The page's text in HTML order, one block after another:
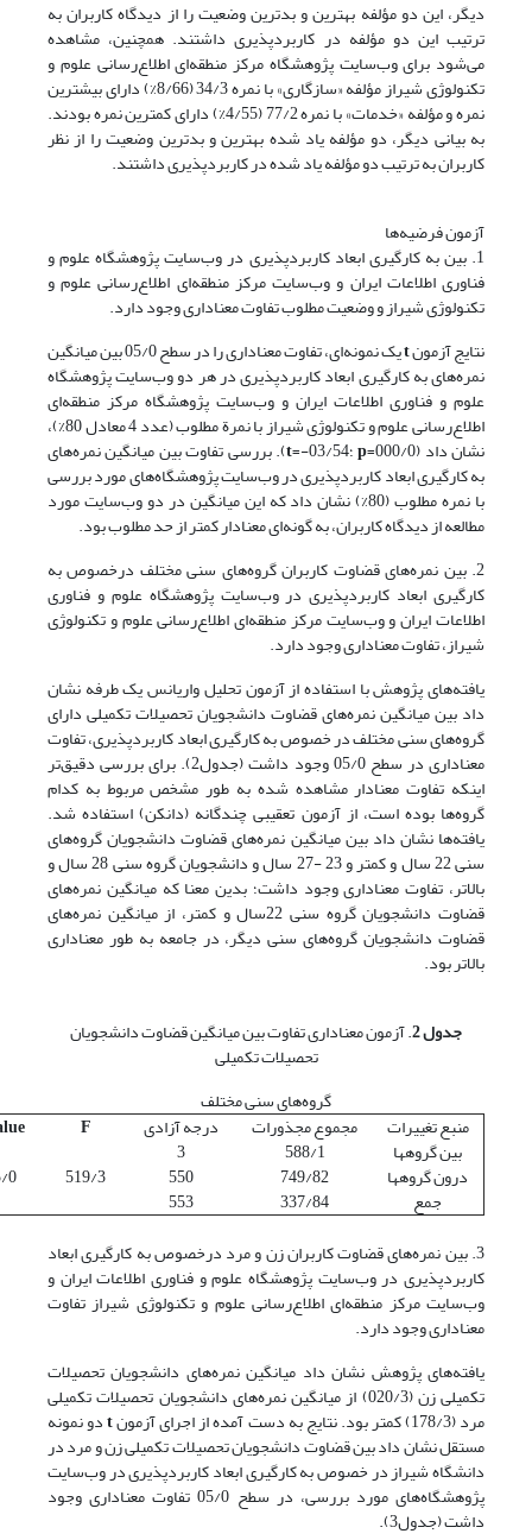
دیگر، این دو مؤلفه بهترین و بدترین وضعیت را از دیدگاه کاربران به
ترتیب این دو مؤلفه در کاربردپذیری داشتند. همچنین، مشاهده
می‌شود برای وب‌سایت پژوهشگاه مرکز منطقه‌ای اطلاع‌رسانی علوم و
تکنولوژی شیراز مؤلفه «سازگاری» با نمره 34/3 (8/66%) دارای بیشترین
نمره و مؤلفه «خدمات» با نمره 77/2 (4/55%) دارای کمترین نمره بودند.
به بیانی دیگر، دو مؤلفه یاد شده بهترین و بدترین وضعیت را از نظر
کاربران به ترتیب دو مؤلفه یاد شده در کاربردپذیری داشتند.
آزمون فرضیه‌ها
1. بین به کارگیری ابعاد کاربردپذیری در وب‌سایت پژوهشگاه علوم و
فناوری اطلاعات ایران و وب‌سایت مرکز منطقه‌ای اطلاع‌رسانی علوم و
تکنولوژی شیراز و وضعیت مطلوب تفاوت معناداری وجود دارد.
نتایج آزمونt یک نمونه‌ای، تفاوت معناداری را در سطح 05/0 بین میانگین
نمره‌های به کارگیری ابعاد کاربردپذیری در هر دو وب‌سایت پژوهشگاه
علوم و فناوری اطلاعات ایران و وب‌سایت پژوهشگاه مرکز منطقه‌ای
اطلاع‌رسانی علوم و تکنولوژی شیراز با نمرة مطلوب (عدد 4 معادل 80%)،
نشان داد (000/0= p؛03/54-= t). بررسی تفاوت بین میانگین نمره‌های
به کارگیری ابعاد کاربردپذیری در وب‌سایت پژوهشگاه‌های مورد بررسی
با نمره مطلوب (80%) نشان داد که این میانگین در دو وب‌سایت مورد
مطالعه از دیدگاه کاربران، به گونه‌ای معنادار کمتر از حد مطلوب بود.
2. بین نمره‌های قضاوت کاربران گروه‌های سنی مختلف درخصوص به
کارگیری ابعاد کاربردپذیری در وب‌سایت پژوهشگاه علوم و فناوری
اطلاعات ایران و وب‌سایت مرکز منطقه‌ای اطلاع‌رسانی علوم و تکنولوژی
شیراز، تفاوت معناداری وجود دارد.
یافته‌های پژوهش با استفاده از آزمون تحلیل واریانس یک طرفه نشان
داد بین میانگین نمره‌های قضاوت دانشجویان تحصیلات تکمیلی دارای
گروه‌های سنی مختلف در خصوص به کارگیری ابعاد کاربردپذیری، تفاوت
معناداری در سطح 05/0 وجود داشت (جدول2). برای بررسی دقیق‌تر
اینکه تفاوت معنادار مشاهده شده به طور مشخص مربوط به کدام
گروه‌ها بوده است، از آزمون تعقیبی چندگانه (دانکن) استفاده شد.
یافته‌ها نشان داد بین میانگین نمره‌های قضاوت دانشجویان گروه‌های
سنی 22 سال و کمتر و 23 -27 سال و دانشجویان گروه سنی 28 سال و
بالاتر، تفاوت معناداری وجود داشت؛ بدین معنا که میانگین نمره‌های
قضاوت دانشجویان گروه سنی 22سال و کمتر، از میانگین نمره‌های
قضاوت دانشجویان گروه‌های سنی دیگر، در جامعه به طور معناداری
بالاتر بود.
جدول 2 . آزمون معناداری تفاوت بین میانگین قضاوت دانشجویان
تحصیلات تکمیلی
گروه‌های سنی مختلف
منبع تغییرات
مجموع مجذورات درجه آزادی F
بین گروه­ها 588/1
3
519/3
0 درون گروه­ها 749/82
550
جمع 337/84
553
3. بین نمره‌های قضاوت کاربران زن و مرد درخصوص به کارگیری ابعاد
کاربردپذیری در وب‌سایت پژوهشگاه علوم و فناوری اطلاعات ایران و
وب‌سایت مرکز منطقه‌ای اطلاع‌رسانی علوم و تکنولوژی شیراز تفاوت
معناداری وجود دارد.
یافته‌های پژوهش نشان داد میانگین نمره‌های دانشجویان تحصیلات
تکمیلی زن (020/3) از میانگین نمره‌های دانشجویان تحصیلات تکمیلی
مرد (178/3) کمتر بود. نتایج به دست آمده از اجرای آزمون tدو نمونه
مستقل نشان داد بین قضاوت دانشجویان تحصیلات تکمیلی زن و مرد در
دانشگاه شیراز در خصوص به کارگیری ابعاد کاربردپذیری در وب‌سایت
پژوهشگاه‌های مورد بررسی، در سطح 05/0 تفاوت معناداری وجود
داشت (جدول3).